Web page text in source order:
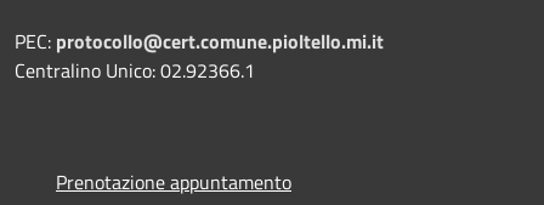
PEC: protocollo@cert.comune.pioltello.mi.it
Centralino Unico: 02.92366.1
Prenotazione appuntamento